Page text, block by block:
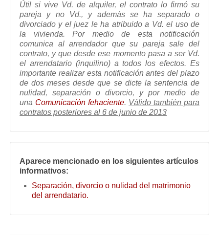
Útil si vive Vd. de alquiler, el contrato lo firmó su
pareja y no Vd., y además se ha separado o
divorciado y el juez le ha atribuido a Vd. el uso de
la vivienda. Por medio de esta notificación
comunica al arrendador que su pareja sale del
contrato, y que desde ese momento pasa a ser Vd.
el arrendatario (inquilino) a todos los efectos. Es
importante realizar esta notificación antes del plazo
de dos meses desde que se dicte la sentencia de
nulidad, separación o divorcio, y por medio de
una Comunicación fehaciente. Válido también para
contratos posteriores al 6 de junio de 2013
Aparece mencionado en los siguientes artículos
informativos:
Separación, divorcio o nulidad del matrimonio
del arrendatario.